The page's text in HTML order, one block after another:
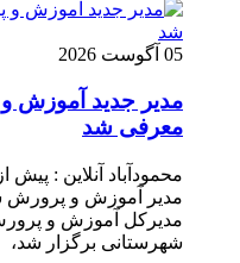
05 آگوست 2026
مدیر جدید آموزش
معرفی شد
محمودآباد آنلاین :
مدیر آموزش و پرورش
مدیرکل آموزش و
شهرستانی برگزار شد،